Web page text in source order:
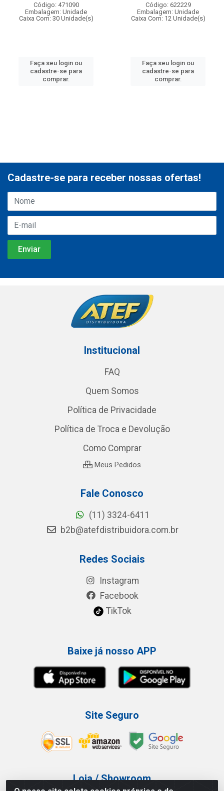
Código: 471090
Embalagem: Unidade
Caixa Com: 30 Unidade(s)
Faça seu login ou
cadastre-se para
comprar.
Código: 622229
Embalagem: Unidade
Caixa Com: 12 Unidade(s)
Faça seu login ou
cadastre-se para
comprar.
Cadastre-se para receber nossas ofertas!
Institucional
FAQ
Quem Somos
Política de Privacidade
Política de Troca e Devolução
Como Comprar
Meus Pedidos
Fale Conosco
(11) 3324-6411
b2b@atefdistribuidora.com.br
Redes Sociais
Instagram
Facebook
TikTok
Baixe já nosso APP
Site Seguro
Loja / Showroom